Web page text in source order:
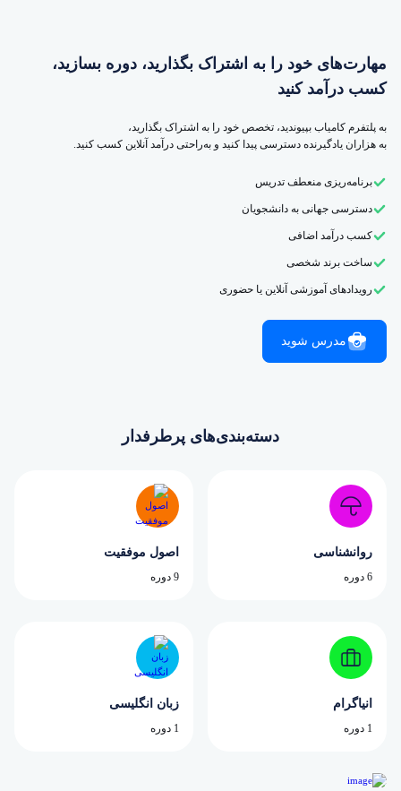
مهارت‌های خود را به اشتراک بگذارید، دوره بسازید،
کسب درآمد کنید
به پلتفرم کامیاب بپیوندید، تخصص خود را به اشتراک بگذارید،
به هزاران یادگیرنده دسترسی پیدا کنید و به‌راحتی درآمد آنلاین کسب کنید.
برنامه‌ریزی منعطف تدریس
دسترسی جهانی به دانشجویان
کسب درآمد اضافی
ساخت برند شخصی
رویدادهای آموزشی آنلاین یا حضوری
مدرس شوید
دسته‌بندی‌های پرطرفدار
روانشناسی
6 دوره
اصول موفقیت
9 دوره
انیاگرام
1 دوره
زبان انگلیسی
1 دوره